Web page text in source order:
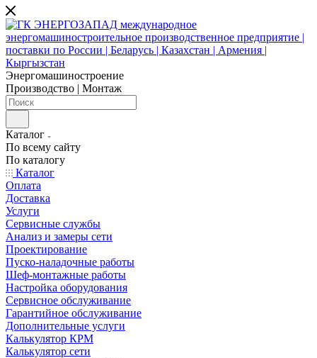
Энергомашиностроение
Производство | Монтаж
Каталог
По всему сайту
По каталогу
Каталог
Оплата
Доставка
Услуги
Сервисные службы
Анализ и замеры сети
Проектирование
Пуско-наладочные работы
Шеф-монтажные работы
Настройка оборудования
Сервисное обслуживание
Гарантийное обслуживание
Дополнительные услуги
Калькулятор КРМ
Калькулятор сети